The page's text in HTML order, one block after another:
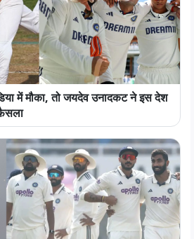
में मौका, तो जयदेव उनादकट ने इस देश